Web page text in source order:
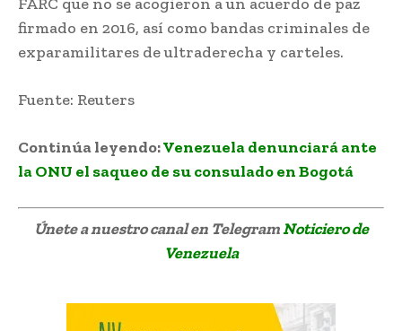
firmado en 2016, así como bandas criminales de
exparamilitares de ultraderecha y carteles.
Fuente: Reuters
Continúa leyendo:Venezuela denunciará ante
la ONU el saqueo de su consulado en Bogotá
Únete a nuestro canal en TelegramNoticiero de
Venezuela